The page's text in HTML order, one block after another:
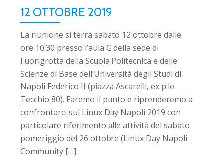
12 OTTOBRE 2019
La riunione si terrà sabato 12 ottobre dalle
ore 10:30 presso l’aula G della sede di
Fuorigrotta della Scuola Politecnica e delle
Scienze di Base dell’Università degli Studi di
Napoli Federico II (piazza Ascarelli, ex p.le
Tecchio 80). Faremo il punto e riprenderemo a
confrontarci sul Linux Day Napoli 2019 con
particolare riferimento alle attività del sabato
pomeriggio del 26 ottobre (Linux Day Napoli
Community […]